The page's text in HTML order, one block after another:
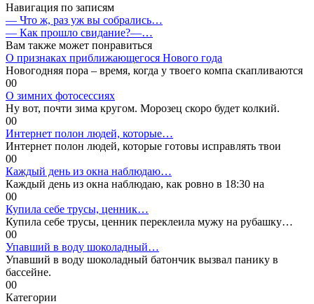
Навигация по записям
— Что ж, раз уж вы собрались…
— Как прошло свидание?—…
Вам также может понравиться
О признаках приближающегося Нового года
Новогодняя пора – время, когда у твоего компа скапливаются
00
О зимних фотосессиях
Ну вот, почти зима кругом. Морозец скоро будет колкий.
00
Интернет полон людей, которые…
Интернет полон людей, которые готовы исправлять твои
00
Каждый день из окна наблюдаю…
Каждый день из окна наблюдаю, как ровно в 18:30 на
00
Купила себе трусы, ценник…
Купила себе трусы, ценник переклеила мужу на рубашку…
00
Упавший в воду шоколадный…
Упавший в воду шоколадный батончик вызвал панику в
бассейне.
00
Категории